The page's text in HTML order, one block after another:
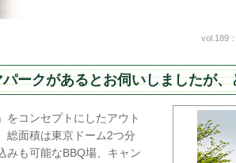
vol.189
ークがあるとお伺いしましたが
をコンセプトにしたアウト
総面積は東京ドーム2つ分
みも可能なBBQ場、キャン